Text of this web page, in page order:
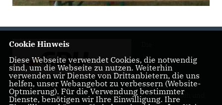
Landtagsabgeordnete Barbara Richstein präsentiert sich und
Cookie Hinweis
Diese Webseite verwendet Cookies, die notwendig
sind, um die Webseite zu nutzen. Weiterhin
verwenden wir Dienste von Drittanbietern, die uns
helfen, unser Webangebot zu verbessern (Website-
Optmierung). Für die Verwendung bestimmter
Dienste, benötigen wir Ihre Einwilligung. Ihre